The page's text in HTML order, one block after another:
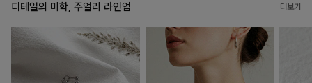
디테일의 미학, 주얼리 라인업 더보기